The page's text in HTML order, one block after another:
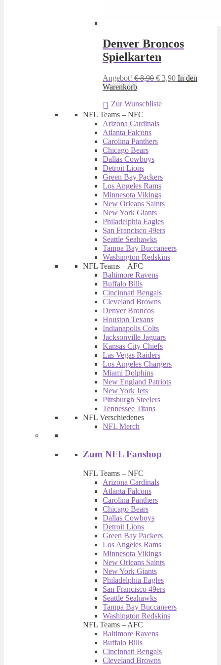
Denver Broncos
Spielkarten
Angebot! €8,90 Ursprünglicher
€ 8,90
€ 3,90Aktueller
In den
Warenkorb
Zur Wunschliste
NFL Teams – NFC
Arizona Cardinals
Atlanta Falcons
Carolina Panthers
Chicago Bears
Dallas Cowboys
Detroit Lions
Green Bay Packers
Los Angeles Rams
Minnesota Vikings
New Orleans Saints
New York Giants
Philadelphia Eagles
San Francisco 49ers
Seattle Seahawks
Tampa Bay Buccaneers
Washington Redskins
NFL Teams – AFC
Baltimore Ravens
Buffalo Bills
Cincinnati Bengals
Cleveland Browns
Denver Broncos
Houston Texans
Indianapolis Colts
Jacksonville Jaguars
Kansas City Chiefs
Las Vegas Raiders
Los Angeles Chargers
Miami Dolphins
New England Patriots
New York Jets
Pittsburgh Steelers
Tennessee Titans
NFL Verschiedenes
NFL Merch
Zum NFL Fanshop
NFL Teams – NFC
Arizona Cardinals
Atlanta Falcons
Carolina Panthers
Chicago Bears
Dallas Cowboys
Detroit Lions
Green Bay Packers
Los Angeles Rams
Minnesota Vikings
New Orleans Saints
New York Giants
Philadelphia Eagles
San Francisco 49ers
Seattle Seahawks
Tampa Bay Buccaneers
Washington Redskins
NFL Teams – AFC
Baltimore Ravens
Buffalo Bills
Cincinnati Bengals
Cleveland Browns